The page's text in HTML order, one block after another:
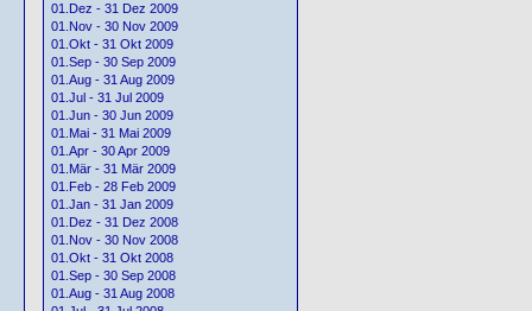
01.Dez - 31 Dez 2009
01.Nov - 30 Nov 2009
01.Okt - 31 Okt 2009
01.Sep - 30 Sep 2009
01.Aug - 31 Aug 2009
01.Jul - 31 Jul 2009
01.Jun - 30 Jun 2009
01.Mai - 31 Mai 2009
01.Apr - 30 Apr 2009
01.Mär - 31 Mär 2009
01.Feb - 28 Feb 2009
01.Jan - 31 Jan 2009
01.Dez - 31 Dez 2008
01.Nov - 30 Nov 2008
01.Okt - 31 Okt 2008
01.Sep - 30 Sep 2008
01.Aug - 31 Aug 2008